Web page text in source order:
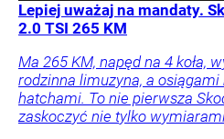
Lepiej uważaj na mandaty.
2.0 TSI 265 KM
Ma 265 KM, napęd na 4 koła,
rodzinna limuzyna, a
hatchami. To nie pierwsza
zaskoczyć nie tylko